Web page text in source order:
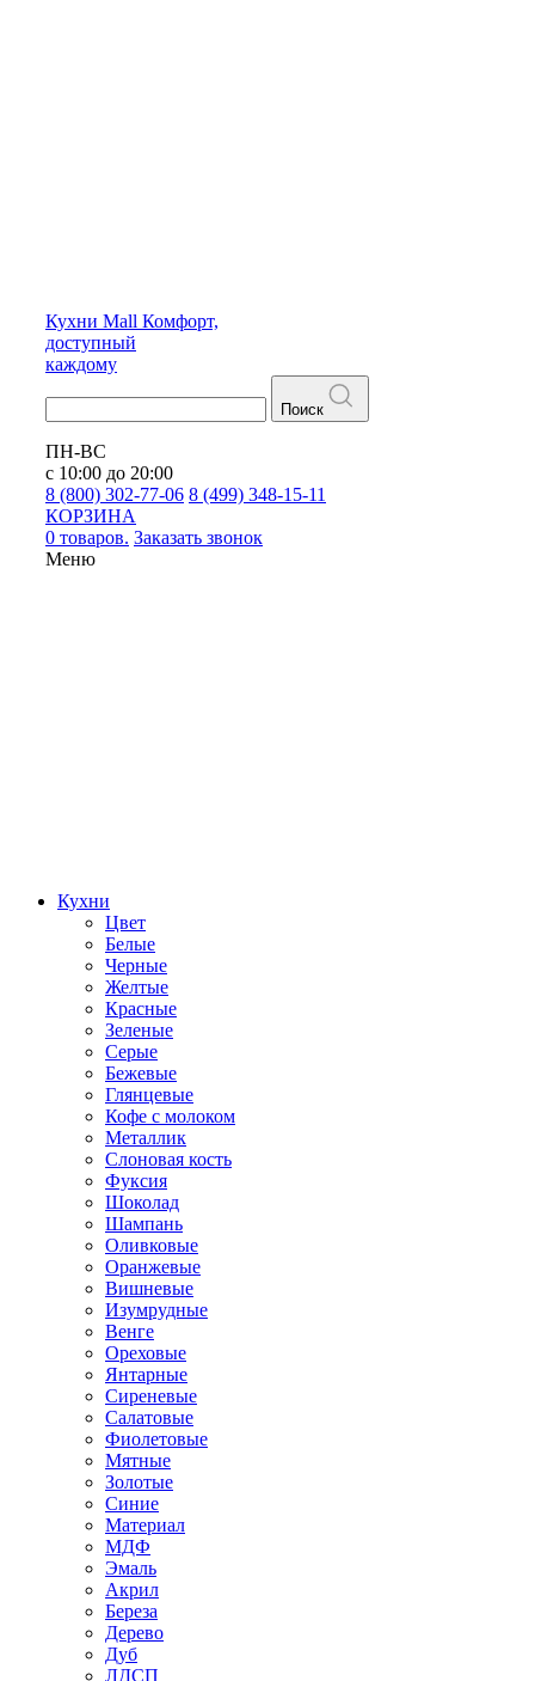
Кухни Mall Комфорт,
доступный
каждому
Поиск
ПН-ВС
с 10:00 до 20:00
8 (800) 302-77-06 8 (499) 348-15-11
КОРЗИНА
0 товаров. Заказать звонок
Меню
Кухни
Цвет
Белые
Черные
Желтые
Красные
Зеленые
Серые
Бежевые
Глянцевые
Кофе с молоком
Металлик
Слоновая кость
Фуксия
Шоколад
Шампань
Оливковые
Оранжевые
Вишневые
Изумрудные
Венге
Ореховые
Янтарные
Сиреневые
Салатовые
Фиолетовые
Мятные
Золотые
Синие
Материал
МДФ
Эмаль
Акрил
Береза
Дерево
Дуб
ЛДСП